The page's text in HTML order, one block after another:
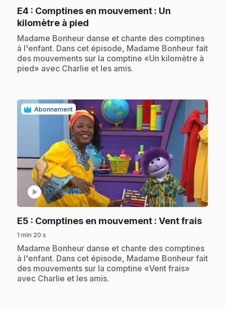
E4 : Comptines en mouvement : Un
kilomètre à pied
.Madame Bonheur danse et chante des comptines
à l'enfant. Dans cet épisode, Madame Bonheur fait
des mouvements sur la comptine «Un kilomètre à
pied» avec Charlie et les amis.
Abonnement
play_circle
E5 : Comptines en mouvement : Vent frais.
1 min 20 s
.Madame Bonheur danse et chante des comptines
à l'enfant. Dans cet épisode, Madame Bonheur fait
des mouvements sur la comptine «Vent frais»
avec Charlie et les amis.